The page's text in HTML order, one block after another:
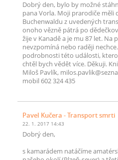
Dobrý den, bylo by možné
pana Vorla. Moji prarodiče měli
Buchenwaldu z uvedených
onoho vězně pátrá po
žije v Kanadě a je mu 87 let. Na
nevzpomíná nebo raději
podrobnosti této události,
chtěl bych vědět více. Děkuji.
Miloš Pavlík,
mobil 602 324 435
Pavel Kučera - Transport smrti
22. 1. 2017 14:43
Dobrý den,
s kamarádem natáčíme